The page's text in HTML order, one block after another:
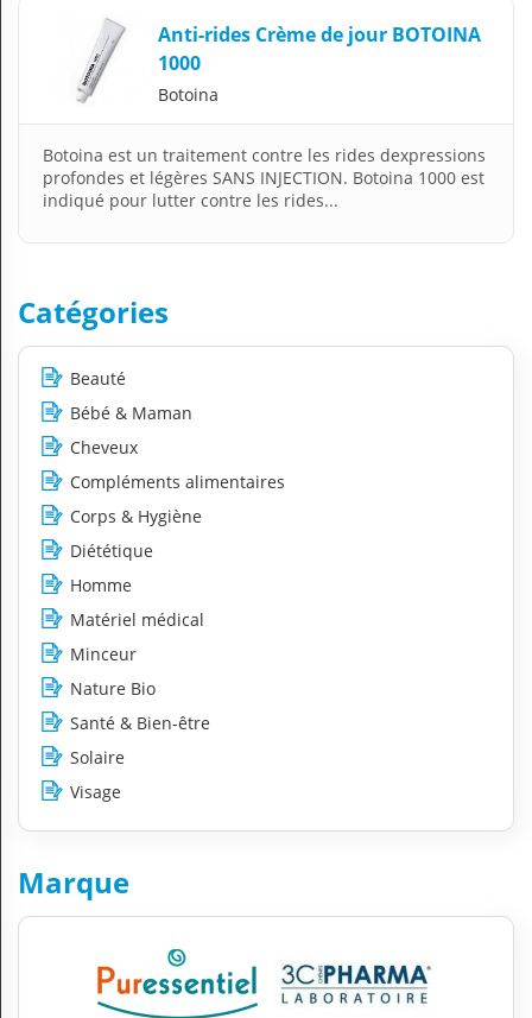
Anti-rides Crème de jour BOTOINA
1000
Botoina
Botoina est un traitement contre les rides dexpressions
profondes et légères SANS INJECTION. Botoina 1000 est
indiqué pour lutter contre les rides...
Catégories
Beauté
Bébé & Maman
Cheveux
Compléments alimentaires
Corps & Hygiène
Diététique
Homme
Matériel médical
Minceur
Nature Bio
Santé & Bien-être
Solaire
Visage
Marque